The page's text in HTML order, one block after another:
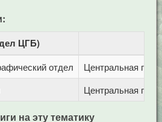
ЦГБ)
отдел
Центральная
Центральная
на эту тематику